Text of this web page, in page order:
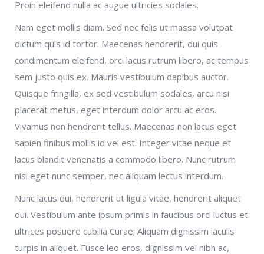
Proin eleifend nulla ac augue ultricies sodales.
Nam eget mollis diam. Sed nec felis ut massa volutpat
dictum quis id tortor. Maecenas hendrerit, dui quis
condimentum eleifend, orci lacus rutrum libero, ac tempus
sem justo quis ex. Mauris vestibulum dapibus auctor.
Quisque fringilla, ex sed vestibulum sodales, arcu nisi
placerat metus, eget interdum dolor arcu ac eros.
Vivamus non hendrerit tellus. Maecenas non lacus eget
sapien finibus mollis id vel est. Integer vitae neque et
lacus blandit venenatis a commodo libero. Nunc rutrum
nisi eget nunc semper, nec aliquam lectus interdum.
Nunc lacus dui, hendrerit ut ligula vitae, hendrerit aliquet
dui. Vestibulum ante ipsum primis in faucibus orci luctus et
ultrices posuere cubilia Curae; Aliquam dignissim iaculis
turpis in aliquet. Fusce leo eros, dignissim vel nibh ac,